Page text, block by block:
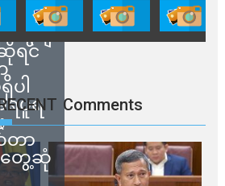
ဝန်ရှိ
ေချ
ရင်
ါ
ပူရ
တာ
တွေ့ဆုံ
Comments